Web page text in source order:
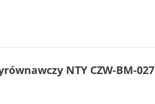
NTY CZW-BM-027